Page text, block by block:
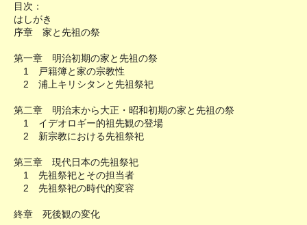
目次：
はしがき
序章 家と先祖の祭
第一章 明治初期の家と先祖の祭
1 戸籍簿と家の宗教性
2 浦上キリシタンと先祖祭祀
第二章 明治末から大正・昭和初期の家と先祖の祭
1 イデオロギー的祖先観の登場
2 新宗教における先祖祭祀
第三章 現代日本の先祖祭祀
1 先祖祭祀とその担当者
2 先祖祭祀の時代的変容
終章 死後観の変化